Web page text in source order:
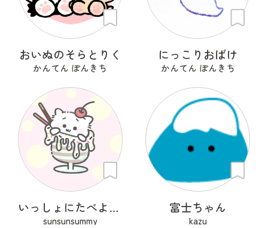
おいぬのそらとりく
かんてん ぽんきち
にっこりおばけ
かんてん ぽんきち
いっしょにたべよ？ぱふぇ
sunsunsummy
富士ちゃん
kazu